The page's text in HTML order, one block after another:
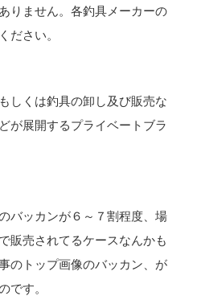
りません。各釣具メーカーの
ださい。
しくは釣具の卸し及び販売な
が展開するプライベートブラ
バッカンが６～７割程度、場
販売されてるケースなんかも
のトップ画像のバッカン、が
です。